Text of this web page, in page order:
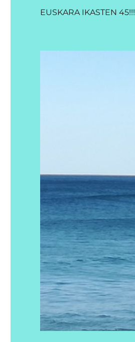
EUSKARA IKASTEN 45!!!